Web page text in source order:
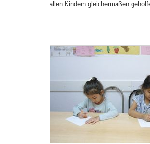
allen Kindern gleichermaßen